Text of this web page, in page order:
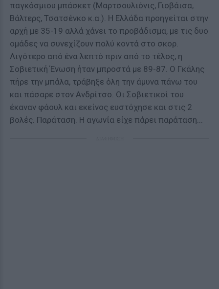
παγκόσμιου μπάσκετ (Μαρτσουλιόνις, Γιοβάισα,
Βάλτερς, Τσατσένκο κ.α.). Η Ελλάδα προηγείται στην
αρχή με 35-19 αλλά χάνει το προβάδισμα, με τις δυο
ομάδες να συνεχίζουν πολύ κοντά στο σκορ.
Λιγότερο από ένα λεπτό πριν από το τέλος, η
Σοβιετική Ένωση ήταν μπροστά με 89-87. Ο Γκάλης
πήρε την μπάλα, τράβηξε όλη την άμυνα πάνω του
και πάσαρε στον Ανδρίτσο. Οι Σοβιετικοί του
έκαναν φάουλ και εκείνος ευστόχησε και στις 2
βολές. Παράταση. Η αγωνία είχε πάρει παράταση...